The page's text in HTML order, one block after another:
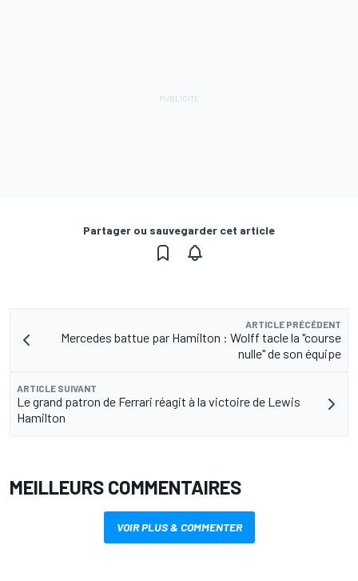
Partager ou sauvegarder cet article
ARTICLE PRÉCÉDENT
Mercedes battue par Hamilton : Wolff tacle la "course
nulle" de son équipe
ARTICLE SUIVANT
Le grand patron de Ferrari réagit à la victoire de Lewis
Hamilton
MEILLEURS COMMENTAIRES
VOIR PLUS & COMMENTER